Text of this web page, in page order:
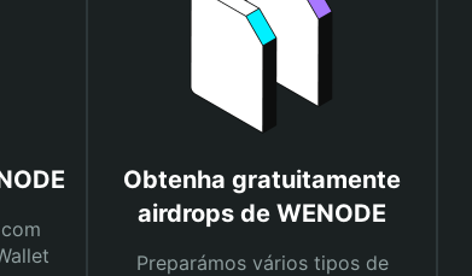
Obtenha gratuitamente
airdrops de WENODE
Preparámos vários tipos de